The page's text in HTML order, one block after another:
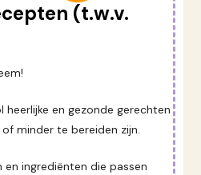
(t.w.v.
en gezonde gerechten
minder te bereiden zijn.
ingrediënten die passen